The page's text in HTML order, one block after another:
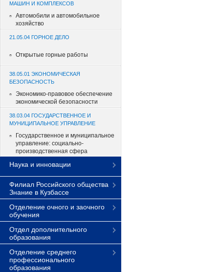
МАШИН И КОМПЛЕКСОВ
Автомобили и автомобильное
хозяйство
21.05.04 ГОРНОЕ ДЕЛО
Открытые горные работы
38.05.01 ЭКОНОМИЧЕСКАЯ
БЕЗОПАСНОСТЬ
Экономико-правовое обеспечение
экономической безопасности
38.03.04 ГОСУДАРСТВЕННОЕ И
МУНИЦИПАЛЬНОЕ УПРАВЛЕНИЕ
Государственное и муниципальное
управление: социально-
производственная сфера
Наука и инновации
Филиал Российского общества
Знание в Кузбассе
Отделение очного и заочного
обучения
Отдел дополнительного
образования
Отделение среднего
профессионального
образования